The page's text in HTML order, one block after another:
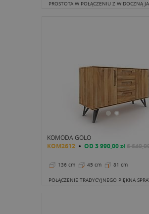
KOMODA GOLO
KOM2612 OD 3 990,00 zł6
136 cm 45 cm 81 cm